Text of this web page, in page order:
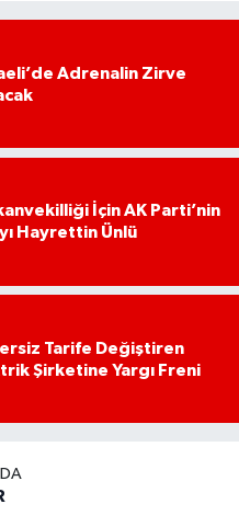
Adrenalin Zirve
İçin AK Parti’nin
Hayrettin Ünlü
Tarife Değiştiren
Şirketine Yargı Freni